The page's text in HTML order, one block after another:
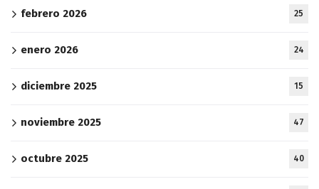
febrero 2026 25
enero 2026 24
diciembre 2025 15
noviembre 2025 47
octubre 2025 40